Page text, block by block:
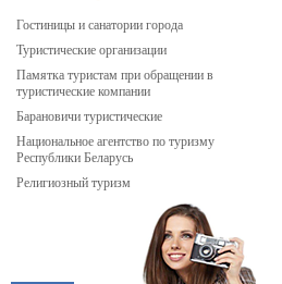
Гостиницы и санатории города
Туристические организации
Памятка туристам при обращении в
туристические компании
Барановичи туристические
Национальное агентство по туризму
Республики Беларусь
Религиозный туризм